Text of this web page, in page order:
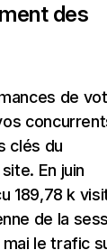
des
de
clés du
En juin
189,78 k
de la
le trafic